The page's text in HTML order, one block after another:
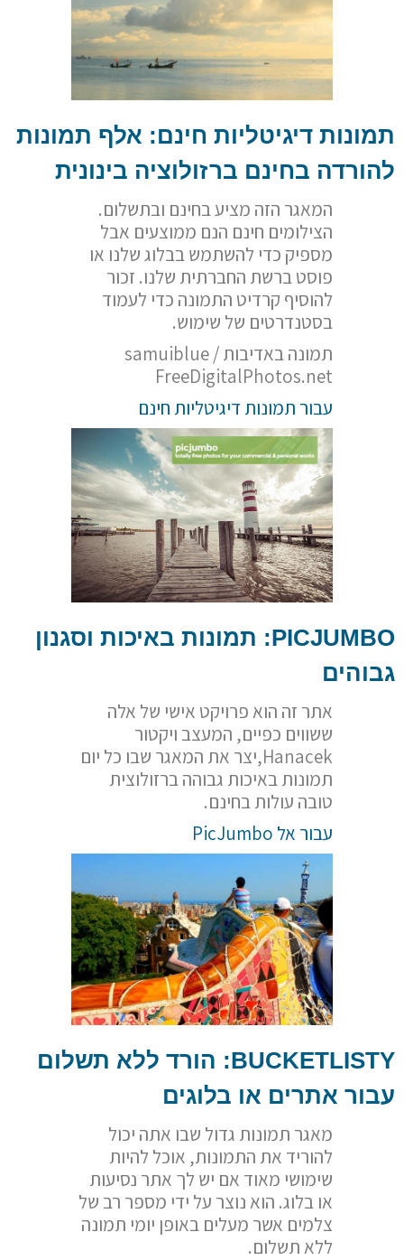
תמונות דיגיטליות חינם: אלף תמונות
להורדה בחינם ברזולוציה בינונית
המאגר הזה מציע בחינם ובתשלום.
הצילומים חינם הנם ממוצעים אבל
מספיק כדי להשתמש בבלוג שלנו או
פוסט ברשת החברתית שלנו. זכור
להוסיף קרדיט התמונה כדי לעמוד
בסטנדרטים של שימוש.
תמונה באדיבות samuiblue /
FreeDigitalPhotos.net
עבור תמונות דיגיטליות חינם
PICJUMBO: תמונות באיכות וסגנון
גבוהים
אתר זה הוא פרויקט אישי של אלה
ששווים כפיים, המעצב ויקטור
Hanacek,יצר את המאגר שבו כל יום
תמונות באיכות גבוהה ברזולוצית
טובה עולות בחינם.
עבור אל PicJumbo
BUCKETLISTY: הורד ללא תשלום
עבור אתרים או בלוגים
מאגר תמונות גדול שבו אתה יכול
להוריד את התמונות, אוכל להיות
שימושי מאוד אם יש לך אתר נסיעות
או בלוג. הוא נוצר על ידי מספר רב של
צלמים אשר מעלים באופן יומי תמונה
ללא תשלום.